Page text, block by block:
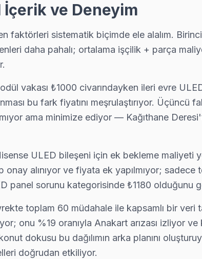
kadar ücretsiz teşhis yapıyoruz; tamir yapılmazsa ücret
tam donanımlı servis. Ekibimiz orijinal yedek
backlight led şeridi veya LVDS kablo arızası
kapsama alanını haritada görebilirsiniz.
İçerik ve Deneyim
faktörleri sistematik biçimde ele alalım.
daha pahalı; ortalama işçilik + parça
vakası ₺1000 civarındayken ileri evre
bu fark fiyatını meşrulaştırıyor.
ama minimize ediyor — Kağıthane
ULED bileşeni için ek bekleme
alınıyor ve fiyata ek yapılmıyor; sadece
panel sorunu kategorisinde ₺1180 olduğunu
toplam 60 müdahale ile kapsamlı bir veri
onu %19 oranıyla Anakart arızası izliyor
dokusu bu dağılımın arka planını
doğrudan etkiliyor.